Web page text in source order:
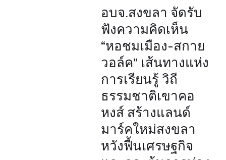
อบจ.สงขลา จัดรับ
ฟังความคิดเห็น
“หอชมเมือง-สกาย
วอล์ค” เส้นทางแห่ง
การเรียนรู้ วิถี
ธรรมชาติเขาคอ
หงส์ สร้างแลนด์
มาร์คใหม่สงขลา
หวังฟื้นเศรษฐกิจ